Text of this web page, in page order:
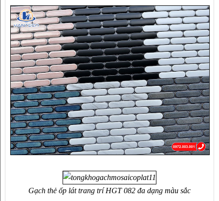
Gạch thẻ ốp lát trang trí HGT 082 đa dạng màu sắc